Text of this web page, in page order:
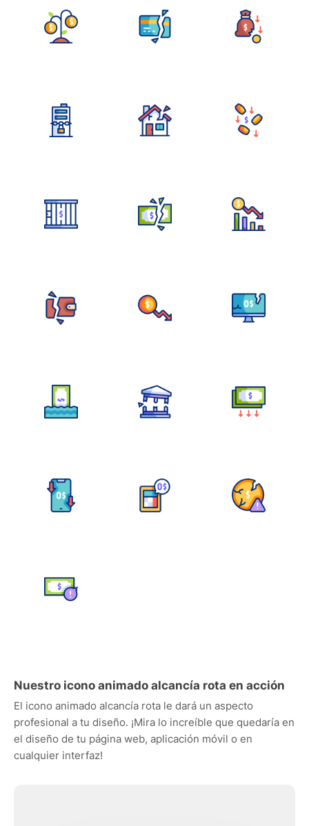
Nuestro icono animado alcancía rota en acción
El icono animado alcancía rota le dará un aspecto
profesional a tu diseño. ¡Mira lo increíble que quedaría en
el diseño de tu página web, aplicación móvil o en
cualquier interfaz!